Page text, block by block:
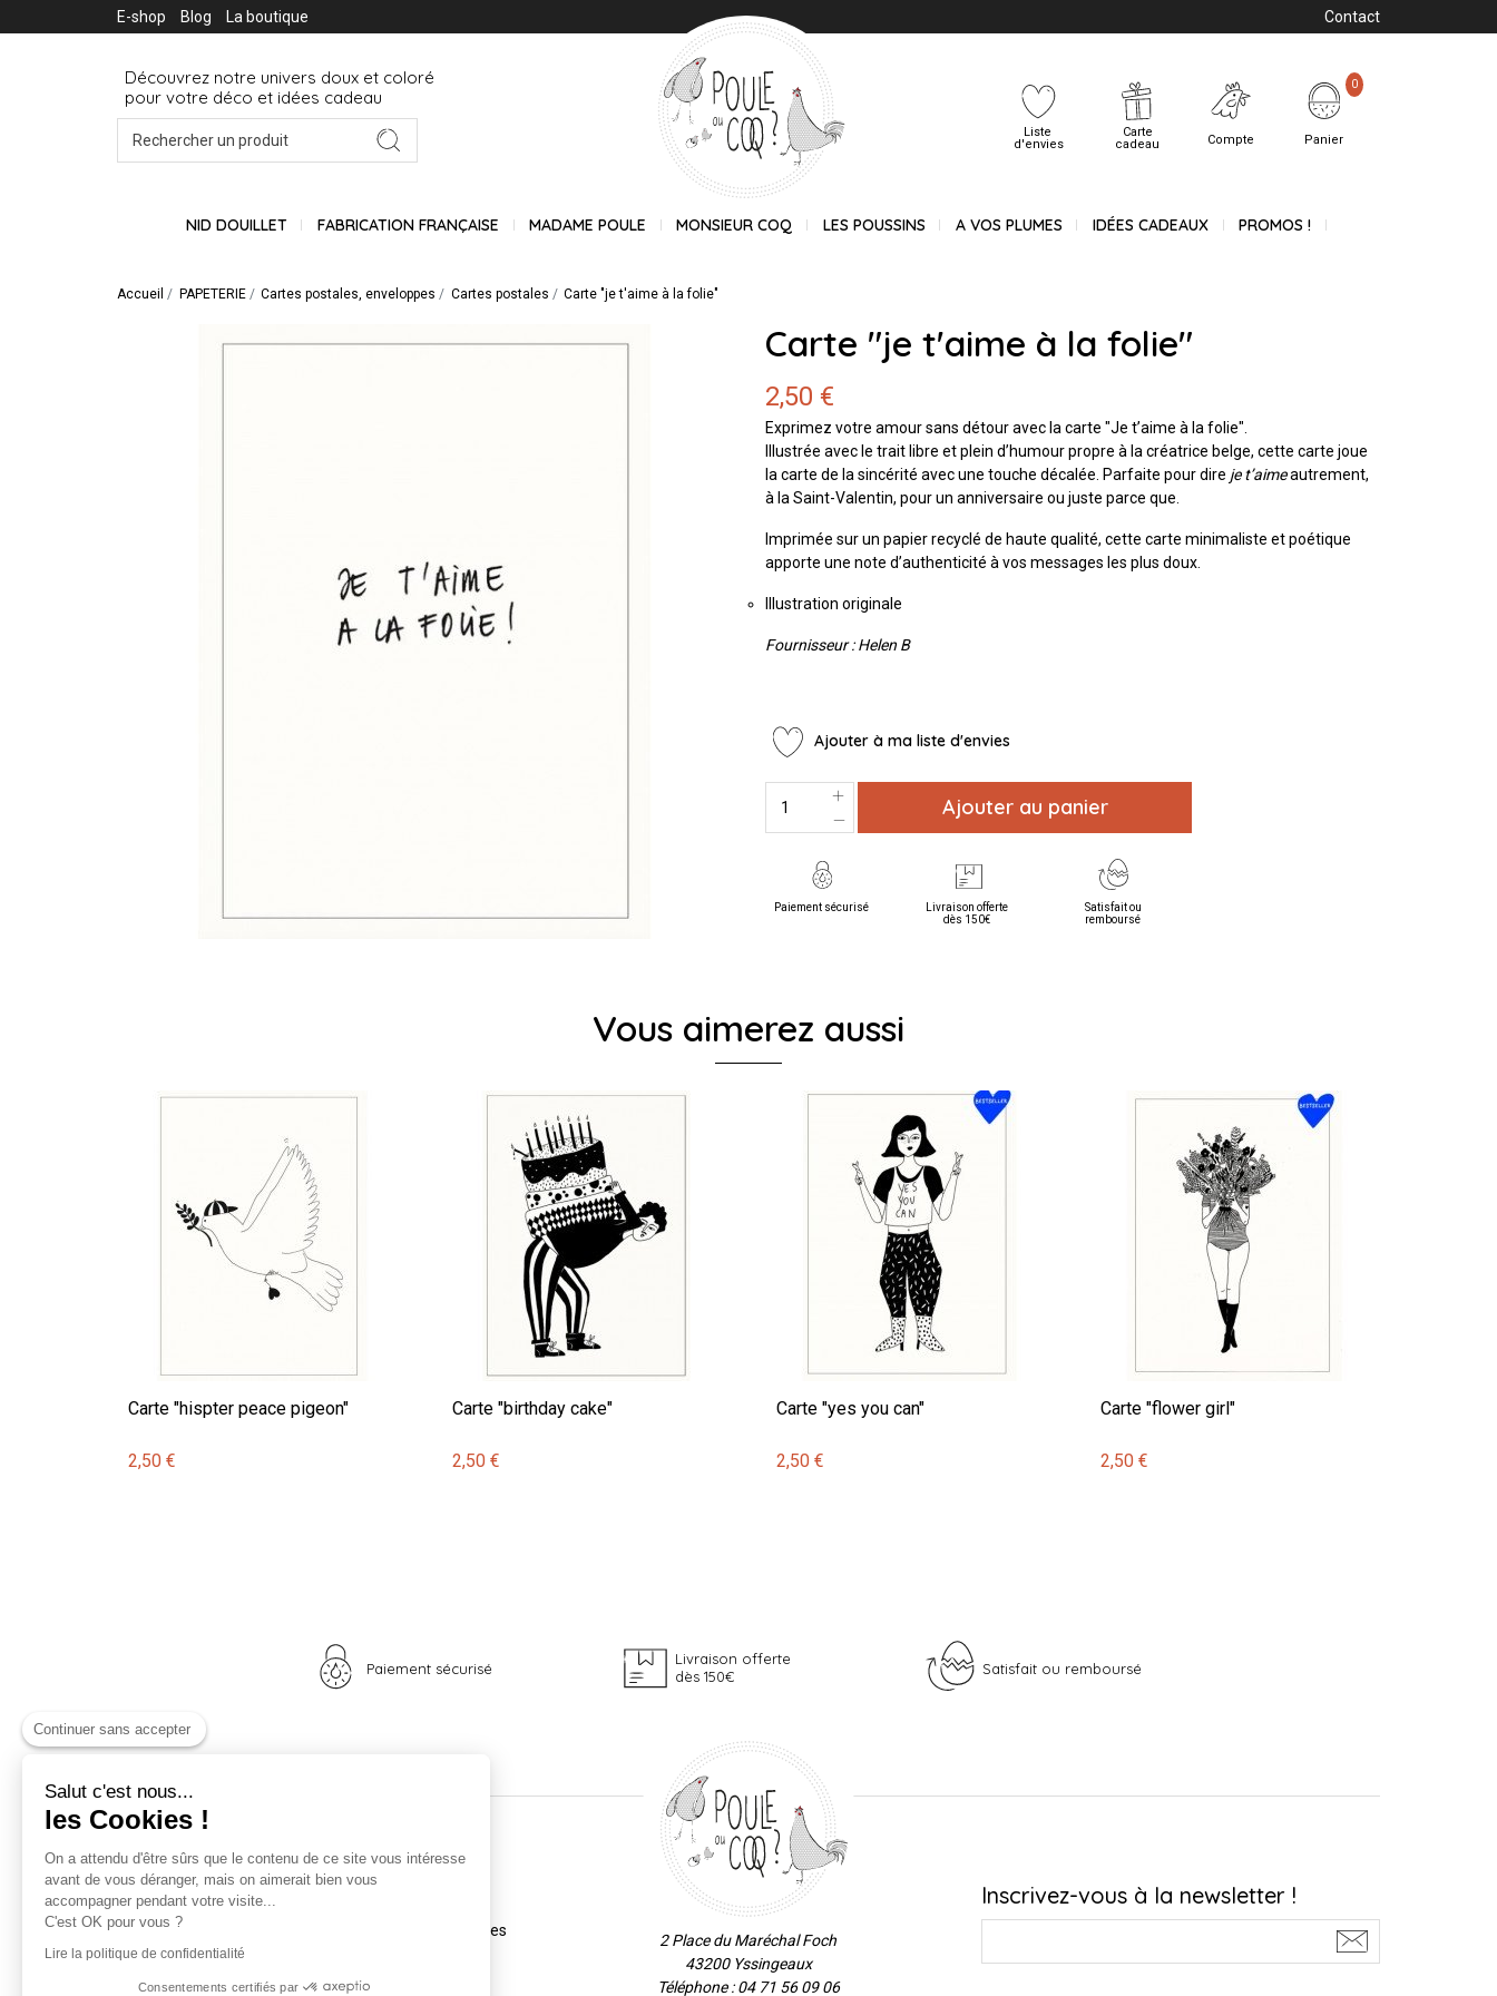
E-shop Blog La boutique Contact
Découvrez notre univers doux et coloré
pour votre déco et idées cadeau
Liste
d'envies
Carte
cadeau
Compte Panier
0
NID DOUILLET FABRICATION FRANÇAISE MADAME POULE MONSIEUR COQ LES POUSSINS A VOS PLUMES IDÉES CADEAUX PROMOS !
Accueil PAPETERIE Cartes postales, enveloppes Cartes postales Carte "je t'aime à la folie"
Carte "je t'aime à la folie"
2,50 €
Exprimez votre amour sans détour avec la carte "Je t’aime à la folie".
Illustrée avec le trait libre et plein d’humour propre à la créatrice belge, cette carte joue
la carte de la sincérité avec une touche décalée. Parfaite pour dire je t’aimeautrement,
à la Saint-Valentin, pour un anniversaire ou juste parce que.
Imprimée sur un papier recyclé de haute qualité, cette carte minimaliste et poétique
apporte une note d’authenticité à vos messages les plus doux.
Illustration originale
Fournisseur : Helen B
Ajouter à ma liste d'envies
Ajouter au panier
Paiement sécurisé
Livraison offerte
dès 150€
Satisfait ou
remboursé
Vous aimerez aussi
Carte "hispter peace pigeon"
2,50 €
Carte "birthday cake"
2,50 €
Carte "yes you can"
2,50 €
Carte "flower girl"
2,50 €
Paiement sécurisé
Livraison offerte
dès 150€
Satisfait ou remboursé
Nos univers
Nid douillet
Madame Poule
Monsieur Coq
Les poussins
Informations
La boutique
Coordonnées et horaires
2 Place du Maréchal Foch
43200 Yssingeaux
Téléphone : 04 71 56 09 06
Inscrivez-vous à la newsletter !
Continuer sans accepter
Salut c'est nous...
les Cookies !
On a attendu d'être sûrs que le contenu de ce site vous intéresse
avant de vous déranger, mais on aimerait bien vous
accompagner pendant votre visite...
C'est OK pour vous ?
Lire la politique de confidentialité
Consentements certifiés par